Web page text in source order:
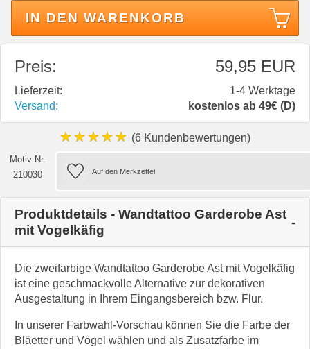
IN DEN WARENKORB
Preis: 59,95 EUR
Lieferzeit:
1-4 Werktage
Versand:
kostenlos ab 49€ (D)
★★★★★ (6 Kundenbewertungen)
Motiv Nr.
210030
Produktdetails - Wandtattoo Garderobe Ast
mit Vogelkäfig
Die zweifarbige Wandtattoo Garderobe Ast mit Vogelkäfig
ist eine geschmackvolle Alternative zur dekorativen
Ausgestaltung in Ihrem Eingangsbereich bzw. Flur.
In unserer Farbwahl-Vorschau können Sie die Farbe der
Bläetter und Vögel wählen und als Zusatzfarbe im